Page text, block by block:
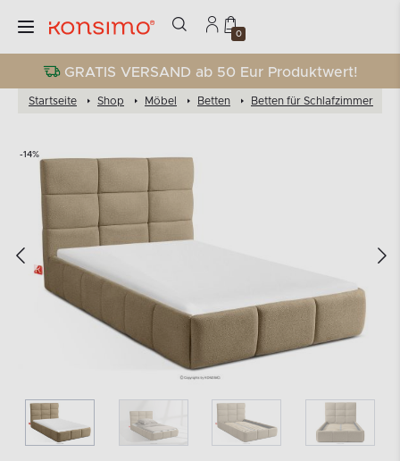
0
GRATIS VERSAND ab 50 Eur Produktwert!
Startseite Shop Möbel Betten Betten für Schlafzimmer
-14%